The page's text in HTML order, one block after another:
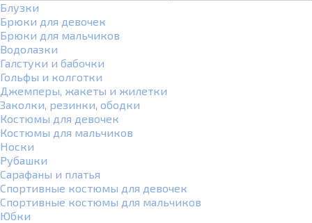
Блузки
Брюки для девочек
Брюки для мальчиков
Водолазки
Галстуки и бабочки
Гольфы и колготки
Джемперы, жакеты и жилетки
Заколки, резинки, ободки
Костюмы для девочек
Костюмы для мальчиков
Носки
Рубашки
Сарафаны и платья
Спортивные костюмы для девочек
Спортивные костюмы для мальчиков
Юбки